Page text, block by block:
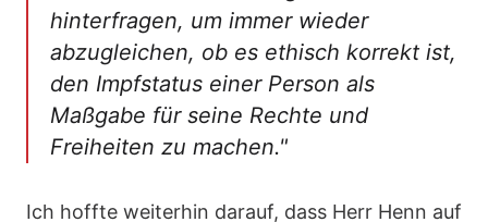
hinterfragen, um immer wieder
abzugleichen, ob es ethisch korrekt ist,
den Impfstatus einer Person als
Maßgabe für seine Rechte und
Freiheiten zu machen."
Ich hoffte weiterhin darauf, dass Herr Henn auf